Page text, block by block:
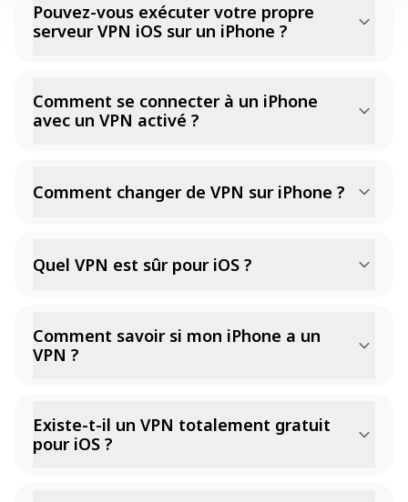
Pouvez-vous exécuter votre propre
serveur VPN iOS sur un iPhone ?
Comment se connecter à un iPhone
avec un VPN activé ?
Comment changer de VPN sur iPhone ?
Quel VPN est sûr pour iOS ?
Comment savoir si mon iPhone a un
VPN ?
Existe-t-il un VPN totalement gratuit
pour iOS ?